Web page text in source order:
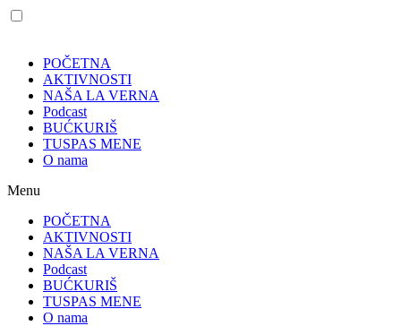
POČETNA
AKTIVNOSTI
NAŠA LA VERNA
Podcast
BUĆKURIŠ
TUSPAS MENE
O nama
Menu
POČETNA
AKTIVNOSTI
NAŠA LA VERNA
Podcast
BUĆKURIŠ
TUSPAS MENE
O nama